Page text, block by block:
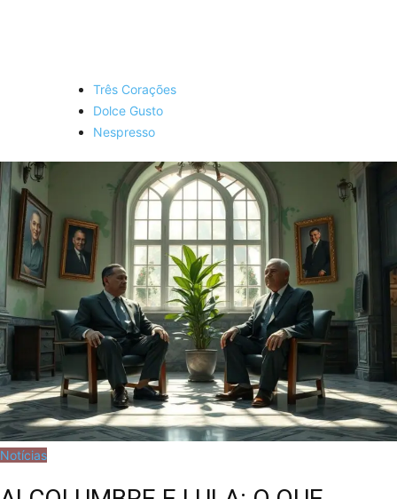
Três Corações
Dolce Gusto
Nespresso
Notícias